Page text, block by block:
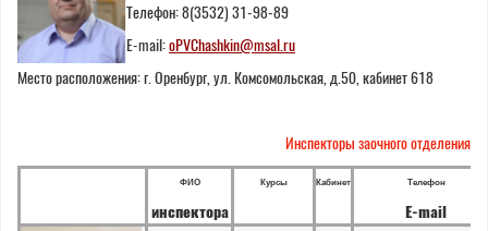
Телефон: 8(3532) 31-98-89
E-mail:oPVChashkin@msalru
Место расположения: г. Оренбург, ул. Комсомольская, д.50, кабинет 618
Инспекторы заочногоотделения
ФИО
инспектора
Курсы Кабинет Телефон
E-mail